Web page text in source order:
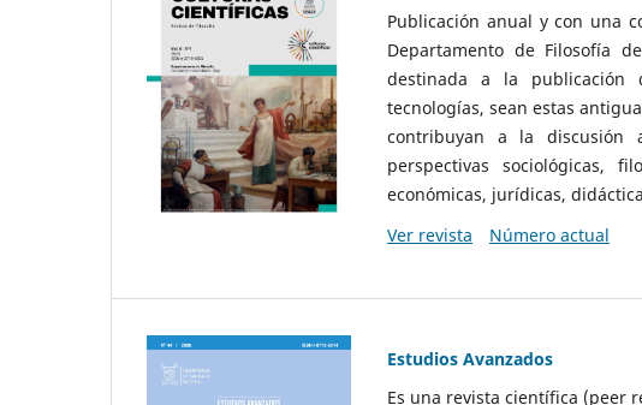
Publicación anual y con una
Departamento de Filosofía
destinada a la publicación
tecnologías, sean estas
contribuyan a la discusión
perspectivas sociológicas,
económicas, jurídicas,
Ver revista
Número actual
Estudios Avanzados
Es una revista científica (peer